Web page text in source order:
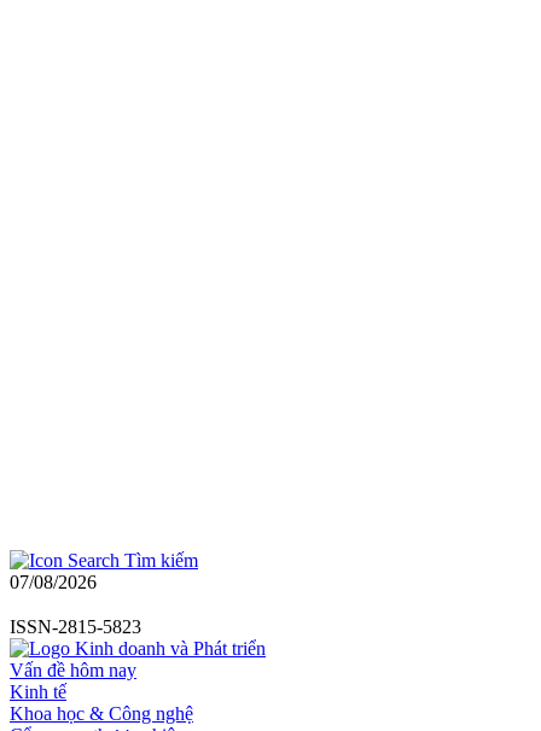
Tìm kiếm
07/08/2026
ISSN-2815-5823
Vấn đề hôm nay
Kinh tế
Khoa học & Công nghệ